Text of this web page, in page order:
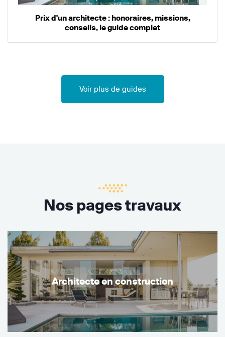
Prix d'un architecte : honoraires, missions,
conseils, le guide complet
Voir plus de guides
Nos pages travaux
Architecte en construction